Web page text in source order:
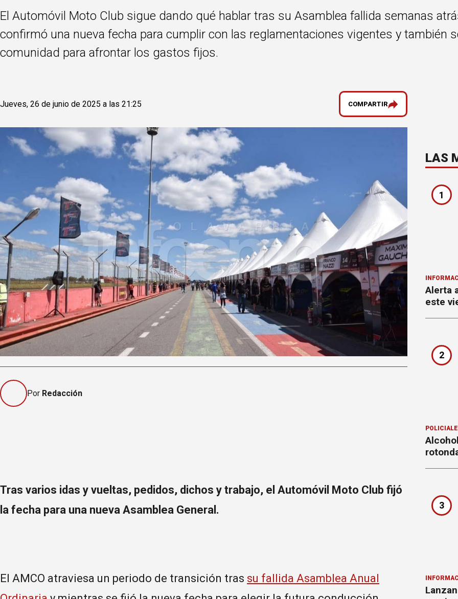
El Automóvil Moto Club sigue dando qué hablar tras su Asamblea fallida semanas
confirmó una nueva fecha para cumplir con las reglamentaciones vigentes y también
comunidad para afrontar los gastos fijos.
Jueves, 26 de junio de 2025 a las 21:25 COMPARTIR
Por Redacción
Tras varios idas y vueltas, pedidos, dichos y trabajo, el Automóvil Moto Club fijó
la fecha para una nueva Asamblea General.
El AMCO atraviesa un periodo de transición tras su fallida Asamblea Anual
LAS
1
Alerta
este
2
3